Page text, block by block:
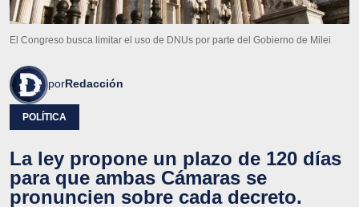
El Congreso busca limitar el uso de DNUs por parte del Gobierno de Milei
porRedacción
POLÍTICA
La ley propone un plazo de 120 días
para que ambas Cámaras se
pronuncien sobre cada decreto.